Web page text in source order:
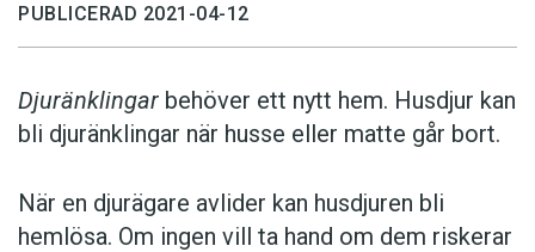
PUBLICERAD 2021-04-12
Djuränklingar behöver ett nytt hem. Husdjur kan
bli djuränklingar när husse eller matte går bort.
När en djurägare avlider kan husdjuren bli
hemlösa. Om ingen vill ta hand om dem riskerar